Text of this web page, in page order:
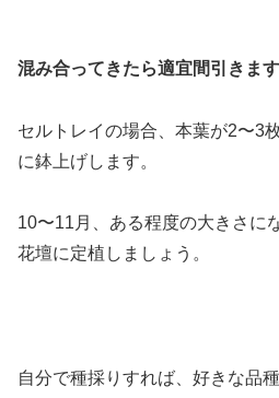
混み合ってきたら適宜間引きます
セルトレイの場合、本葉が2〜3
に鉢上げします。
10〜11月、ある程度の大きさに
花壇に定植しましょう。
自分で種採りすれば、好きな品